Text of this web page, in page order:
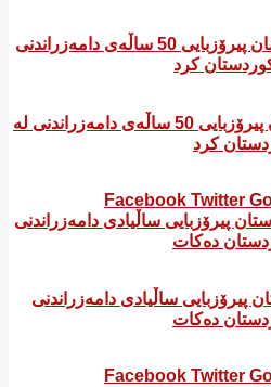
شاندێکی حزبی زەحمەتکێشان پیرۆزبایی 50 ساڵەی دامەزراندنی لە
کرد
Facebook Twitter
ساڵیادی دامەزراندنی
دەکات
Facebook Twitter